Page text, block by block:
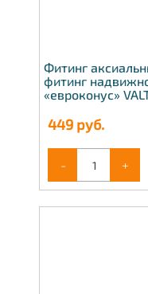
Фитинг
фитинг
«евроконус»
449 руб.
- +